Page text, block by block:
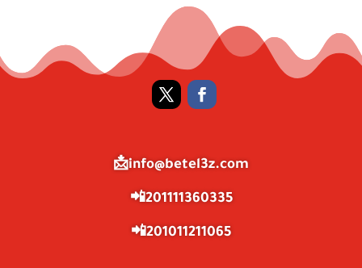
info@betel3z.com📩
201111360335📲
201011211065📲